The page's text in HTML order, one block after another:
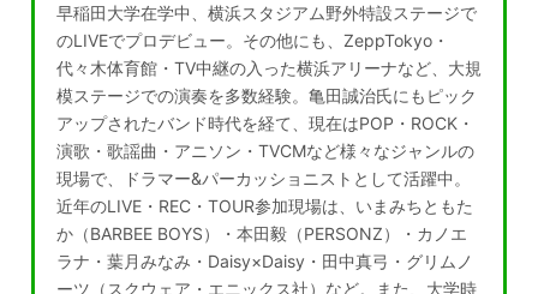
早稲田大学在学中、横浜スタジアム野外特設ステージで
のLIVEでプロデビュー。その他にも、ZeppTokyo・
代々木体育館・TV中継の入った横浜アリーナなど、大規
模ステージでの演奏を多数経験。亀田誠治氏にもピック
アップされたバンド時代を経て、現在はPOP・ROCK・
演歌・歌謡曲・アニソン・TVCMなど様々なジャンルの
現場で、ドラマー&パーカッショニストとして活躍中。
近年のLIVE・REC・TOUR参加現場は、いまみちともた
か（BARBEE BOYS）・本田毅（PERSONZ）・カノエ
ラナ・葉月みなみ・Daisy×Daisy・田中真弓・グリムノ
ーツ（スクウェア・エニックス社）など。また、大学時